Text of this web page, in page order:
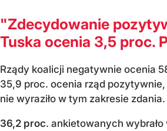
"Zdecydowanie
Tuska ocenia 3,5 proc.
Rządy koalicji negatywnie ocenia
35,9 proc. ocenia rząd pozytywnie,
nie wyraziło w tym zakresie zdania.
36,2 proc. ankietowanych